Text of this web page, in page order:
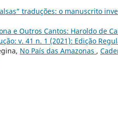
traduções: o manuscrito
e Outros Cantos: Haroldo de
v. 41 n. 1 (2021): Edição
No País das Amazonas ,